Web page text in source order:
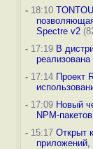
-18:10
Spectre v2
-17:19 В
-17:14 Проект
-17:09 Новый
NPM-пакетов
-15:17 Открыт
приложений,